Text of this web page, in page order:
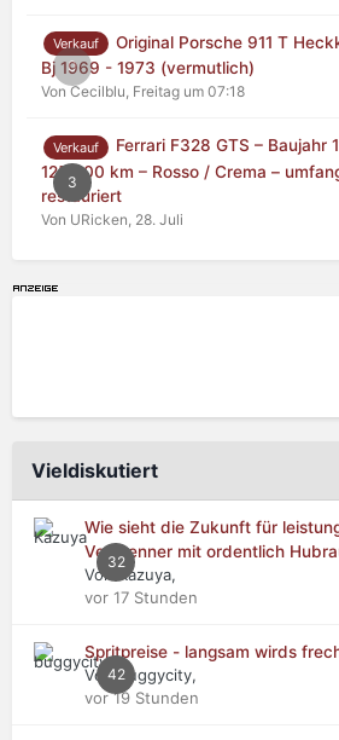
0
Verkauf
Original Porsche 911 T
Bj 1969 - 1973 (vermutlich)
Von Cecilblu, Freitag um 07:18
3
Verkauf
Ferrari F328 GTS – Baujahr
125.000 km – Rosso / Crema –
restauriert
Von URicken, 28. Juli
Vieldiskutiert
32
Wie sieht die Zukunft für
Verbrenner mit ordentlich
Von Kazuya,
vor 17 Stunden
42
Spritpreise - langsam wirds
Von buggycity,
vor 19 Stunden